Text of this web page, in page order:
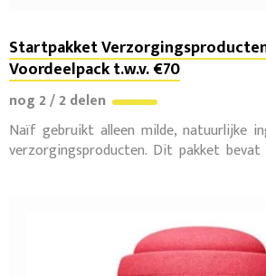
Startpakket
Voordeelpack t.w.v. €70
nog 2 / 2 delen
Naïf gebruikt alleen milde, natuurlijke
verzorgingsproducten. Dit pakket